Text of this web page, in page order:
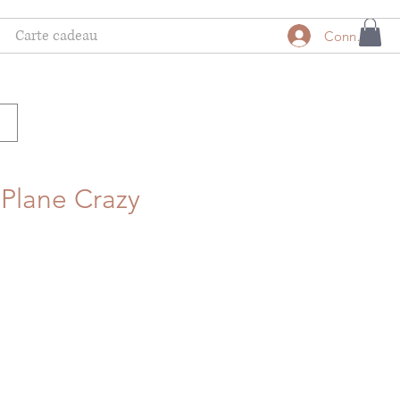
Carte cadeau Connexion
Crazy